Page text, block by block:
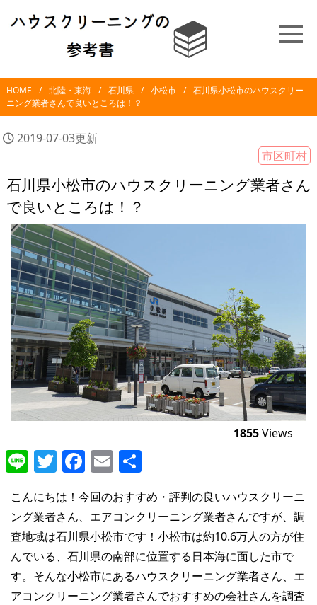
HOME 北陸・東海 石川県 小松市
石川県小松市のハウスクリー
ニング業者さんで良いところは！？
2019-07-03更新
市区町村
石川県小松市のハウスクリーニング業者さん
で良いところは！？
1855 Views
LineTwitter
Facebook
Email
こんにちは！今回のおすすめ・評判の良いハウスクリーニ
ング業者さん、エアコンクリーニング業者さんですが、調
査地域は石川県小松市です！小松市は約10.6万人の方が住
んでいる、石川県の南部に位置する日本海に面した市で
す。そんな小松市にあるハウスクリーニング業者さん、エ
アコンクリーニング業者さんでおすすめの会社さんを調査